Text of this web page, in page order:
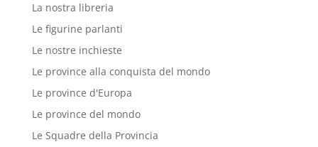
La nostra libreria
Le figurine parlanti
Le nostre inchieste
Le province alla conquista del mondo
Le province d'Europa
Le province del mondo
Le Squadre della Provincia